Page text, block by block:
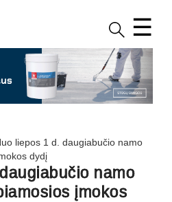
☰
liepos 1 d. daugiabučio namo
dydį
namo
įmokos